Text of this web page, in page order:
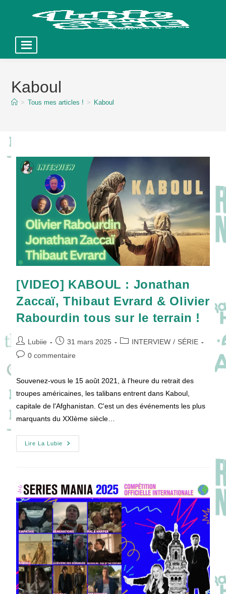
contentKaboul
> Tous mes articles ! > Kaboul
[VIDEO] KABOUL : Jonathan
Zaccaï, Thibaut Evrard & Olivier
Rabourdin tous sur le terrain !
Auteur/autrice
de
Lubiie
Publication
publiée :
31 mars 2025
PostINTERVIEW / SÉRIE
Commentaires
0 commentaire
Souvenez-vous le 15 août 2021, à l'heure du retrait des
troupes américaines, les talibans entrent dans Kaboul,
capitale de l'Afghanistan. C'est un des événements les plus
marquants du XXIème siècle…
Lire La Lubie
[VIDEO]
KABOUL
Evrard
&
Olivier
Rabourdin
Tous
Sur
Le
Terrain
!